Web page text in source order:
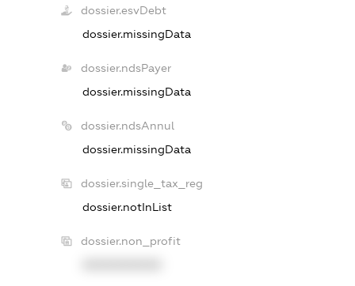
dossier.esvDebt
dossier.missingData
dossier.ndsPayer
dossier.missingData
dossier.ndsAnnul
dossier.missingData
dossier.single_tax_reg
dossier.notInList
dossier.non_profit